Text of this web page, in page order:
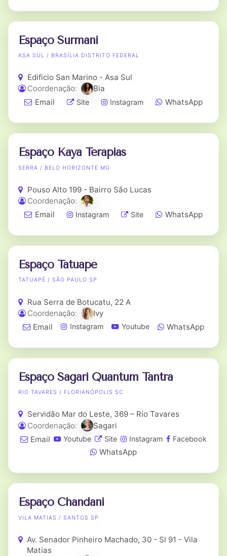
Espaço Surmani
ASA SUL / BRASÍLIA DISTRITO FEDERAL
Edificio San Marino - Asa Sul
Coordenação:
Bia
Email
Site Instagram WhatsApp
Espaço Kaya Terapias
SERRA / BELO HORIZONTE MG
Pouso Alto 199 - Bairro São Lucas
Coordenação:
Email
Instagram Site WhatsApp
Espaço Tatuapé
TATUAPÉ / SÃO PAULO SP
Rua Serra de Botucatu, 22 A
Coordenação:
Ivy
Email
Instagram Youtube WhatsApp
Espaço Sagari Quantum Tantra
RIO TAVARES / FLORIANÓPOLIS SC
Servidão Mar do Leste, 369 – Rio Tavares
Coordenação:
Sagari
Email
Youtube Site Instagram Facebook
WhatsApp
Espaço Chandani
VILA MATIAS / SANTOS SP
Av. Senador Pinheiro Machado, 30 - Sl 91 - Vila
Matias